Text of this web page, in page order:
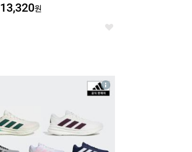
13,320원
좋
상
세